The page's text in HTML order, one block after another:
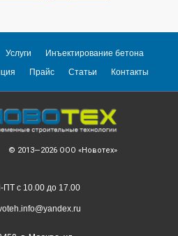
Услуги
Инъектирование бетона
Прайс Статьи Контакты
© 2013—2026 ООО «Новотех»
ПТ с 10.00 до 17.00